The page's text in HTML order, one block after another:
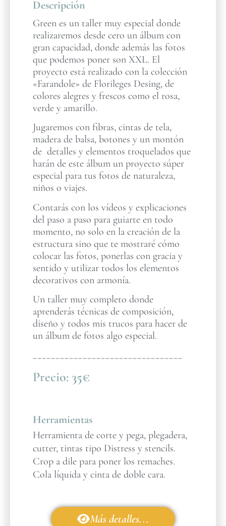
Descripción
Green es un taller muy especial donde
realizaremos desde cero un álbum con
gran capacidad, donde además las fotos
que podemos poner son XXL. El
proyecto está realizado con la colección
«Farandole» de Florileges Desing, de
colores alegres y frescos como el rosa,
verde y amarillo.
Jugaremos con fibras, cintas de tela,
madera de balsa, botones y un montón
de detalles y elementos troquelados que
harán de este álbum un proyecto súper
especial para tus fotos de naturaleza,
niños o viajes.
Contarás con los vídeos y explicaciones
del paso a paso para guiarte en todo
momento, no solo en la creación de la
estructura sino que te mostraré cómo
colocar las fotos, ponerlas con gracia y
sentido y utilizar todos los elementos
decorativos con armonía.
Un taller muy completo donde
aprenderás técnicas de composición,
diseño y todos mis trucos para hacer de
un álbum de fotos algo especial.
_________________________________
Precio: 35€
Herramientas
Herramienta de corte y pega, plegadera,
cutter, tintas tipo Distress y stencils.
Crop a dile para poner los remaches.
Cola líquida y cinta de doble cara.
Más detalles...